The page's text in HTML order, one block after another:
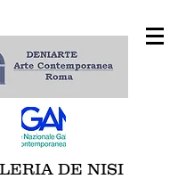
DE NISI